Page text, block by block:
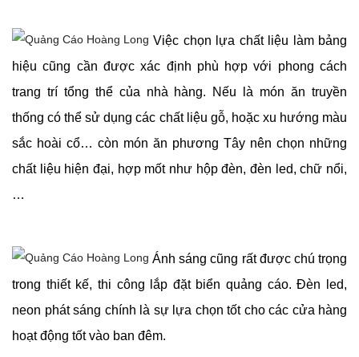
Việc chọn lựa chất liệu làm bảng
hiệu cũng cần được xác định phù hợp với phong cách
trang trí tổng thể của nhà hàng. Nếu là món ăn truyền
thống có thể sử dụng các chất liệu gỗ, hoặc xu hướng màu
sắc hoài cổ… còn món ăn phương Tây nên chọn những
chất liệu hiện đại, hợp mốt như hộp đèn, đèn led, chữ nổi,
…
Ánh sáng cũng rất được chú trọng
trong thiết kế, thi công lắp đặt biển quảng cáo. Đèn led,
neon phát sáng chính là sự lựa chọn tốt cho các cửa hàng
hoạt động tốt vào ban đêm.